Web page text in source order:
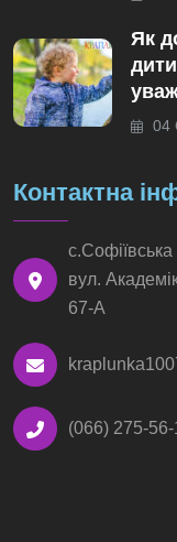
Як
04
Контактна
вул.
67-А
(066) 275-56-